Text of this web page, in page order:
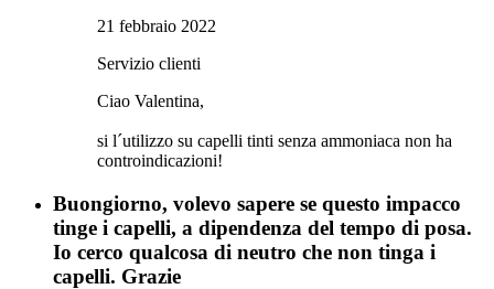
21 febbraio 2022
Servizio clienti
Ciao Valentina,
si l´utilizzo su capelli tinti senza ammoniaca non ha
controindicazioni!
Buongiorno, volevo sapere se questo impacco
tinge i capelli, a dipendenza del tempo di posa.
Io cerco qualcosa di neutro che non tinga i
capelli. Grazie